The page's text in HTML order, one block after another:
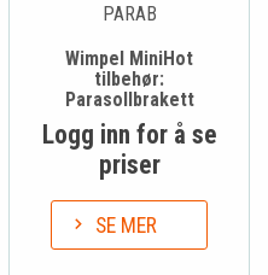
PARAB
Wimpel MiniHot
tilbehør:
Parasollbrakett
Logg inn for å se
priser
SE MER